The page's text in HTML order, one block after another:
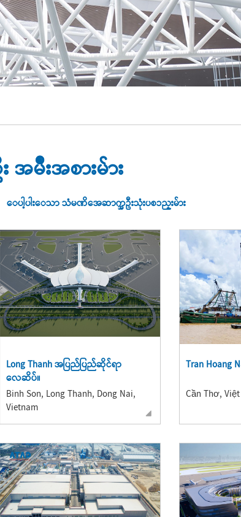
မ်ိဳးအစားမ်ား
ေပါ့ပါးေသာ သံမဏိအေဆာက္အဦးသုံးပစၥည္းမ်ား
Long Thanh အပြည်ပြည်ဆိုင်ရာ
လေဆိပ်။
Binh Son, Long Thanh, Dong Nai,
Vietnam
Tran Hoang
Cần Thơ,